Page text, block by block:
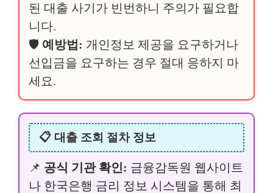
된 대출 사기가 빈번하니 주의가 필요합
니다.
🛡️ 예방법: 개인정보 제공을 요구하거나
선입금을 요구하는 경우 절대 응하지 마
세요.
📋 대출 조회 절차 정보
📌 공식 기관 확인: 금융감독원 웹사이트
나 한국은행 금리 정보 시스템을 통해 최